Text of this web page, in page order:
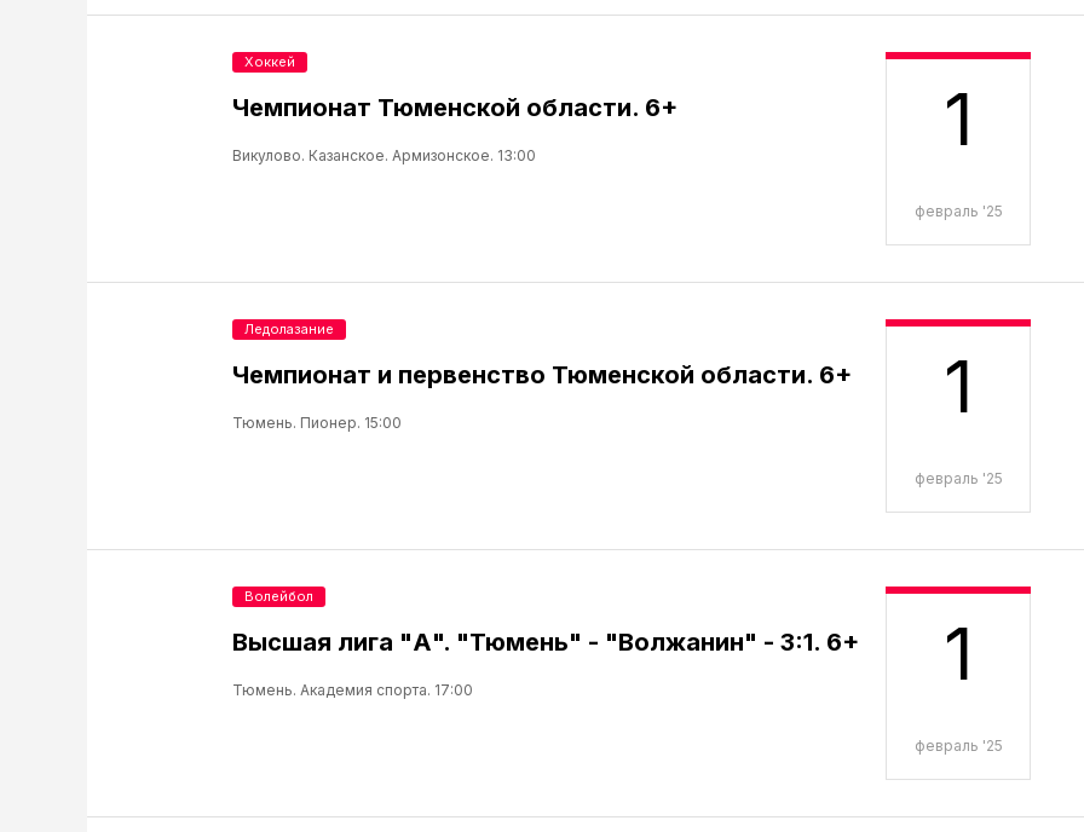
1
февраль '25
Чемпионат Тюменской области. 6+
Викулово. Казанское. Армизонское. 13:00
Хоккей
1
февраль '25
Чемпионат и первенство Тюменской области. 6+
Тюмень. Пионер. 15:00
Ледолазание
1
февраль '25
Высшая лига "А". "Тюмень" - "Волжанин" - 3:1. 6+
Тюмень. Академия спорта. 17:00
Волейбол